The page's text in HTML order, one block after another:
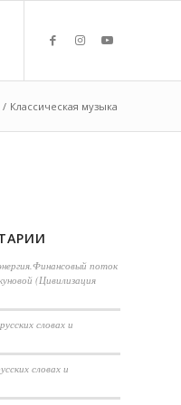
/ Классическая музыка
поток
(Цивилизация
словах и
словах и